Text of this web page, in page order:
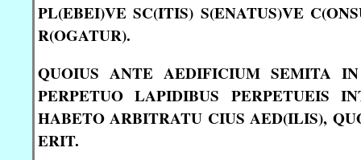
PL(EBEI)VE SC(ITIS) S(ENATUS)VE
R(OGATUR).
QUOIUS ANTE AEDIFICIUM SEMITA
PERPETUO LAPIDIBUS PERPETUEIS
HABETO ARBITRATU CIUS AED(ILIS),
ERIT.